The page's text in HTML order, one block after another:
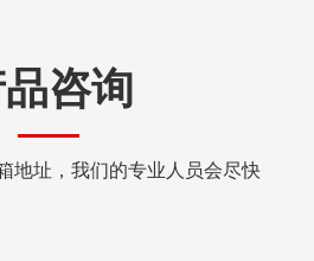
咨询
地址，我们的专业人员会尽快